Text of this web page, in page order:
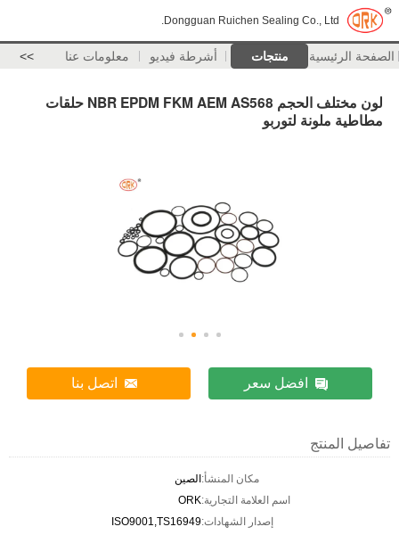
Dongguan Ruichen Sealing Co., Ltd.
الصفحة الرئيسية منتجات أشرطة فيديو معلومات عنا >>
لون مختلف الحجم NBR EPDM FKM AEM AS568 حلقات
مطاطية ملونة لتوربو
افضل سعر اتصل بنا
تفاصيل المنتج
مكان المنشأ:الصين
اسم العلامة التجارية:ORK
إصدار الشهادات:ISO9001,TS16949